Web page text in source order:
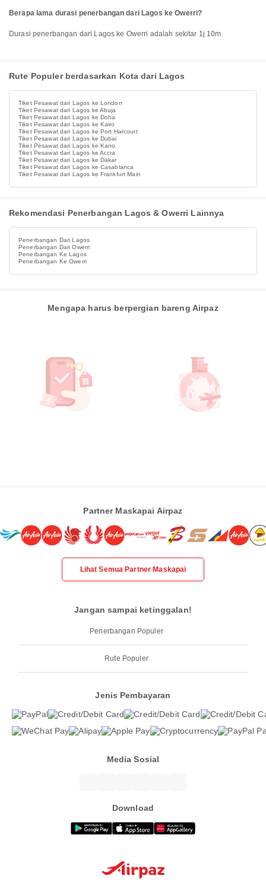
Berapa lama durasi penerbangan dari Lagos ke Owerri?
Durasi penerbangan dari Lagos ke Owerri adalah sekitar 1j 10m.
Rute Populer berdasarkan Kota dari Lagos
Tiket Pesawat dari Lagos ke London
Tiket Pesawat dari Lagos ke Abuja
Tiket Pesawat dari Lagos ke Doha
Tiket Pesawat dari Lagos ke Kairo
Tiket Pesawat dari Lagos ke Port Harcourt
Tiket Pesawat dari Lagos ke Dubai
Tiket Pesawat dari Lagos ke Kano
Tiket Pesawat dari Lagos ke Accra
Tiket Pesawat dari Lagos ke Dakar
Tiket Pesawat dari Lagos ke Casablanca
Tiket Pesawat dari Lagos ke Frankfurt Main
Rekomendasi Penerbangan Lagos & Owerri Lainnya
Penerbangan Dari Lagos
Penerbangan Dari Owerri
Penerbangan Ke Lagos
Penerbangan Ke Owerri
Mengapa harus berpergian bareng Airpaz
Partner Maskapai Airpaz
Lihat Semua Partner Maskapai
Jangan sampai ketinggalan!
Penerbangan Populer
Rute Populer
Jenis Pembayaran
Media Sosial
Download